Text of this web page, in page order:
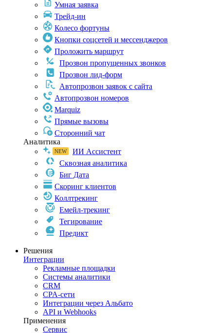
Умная заявка
Трейд-ин
Колесо фортуны
Кнопки соцсетей и мессенджеров
Проложить маршрут
Прозвон пропущенных звонков
Прозвон лид-форм
Автопрозвон заявок с сайта
Автопрозвон номеров
Marquiz
Прямые вызовы
Сторонний чат
Аналитика
ИИ Ассистент
Сквозная аналитика
Биг Дата
Скоринг клиентов
Коллтрекинг
Емейл-трекинг
Тегирование
Предикт
Решения
Интеграции
Рекламные площадки
Системы аналитики
CRM
CPA-сети
Интеграции через Альбато
API и Webhooks
Применения
Сервис